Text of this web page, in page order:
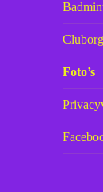
Foto’s